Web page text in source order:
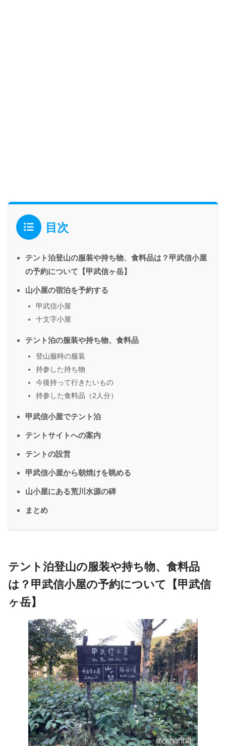
目次
テント泊登山の服装や持ち物、食料品は？甲武信小屋
の予約について【甲武信ヶ岳】
山小屋の宿泊を予約する
甲武信小屋
十文字小屋
テント泊の服装や持ち物、食料品
登山服時の服装
持参した持ち物
今後持って行きたいもの
持参した食料品（2人分）
甲武信小屋でテント泊
テントサイトへの案内
テントの設営
甲武信小屋から朝焼けを眺める
山小屋にある荒川水源の碑
まとめ
テント泊登山の服装や持ち物、食料品
は？甲武信小屋の予約について 【甲武信
ヶ岳】